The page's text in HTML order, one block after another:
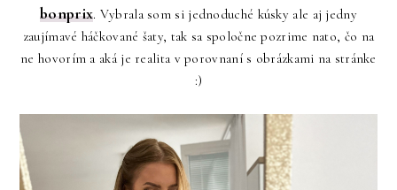
bonprix. Vybrala som si jednoduché kúsky ale aj jedny
zaujímavé háčkované šaty, tak sa spoločne pozrime nato, čo na
ne hovorím a aká je realita v porovnaní s obrázkami na stránke
:)